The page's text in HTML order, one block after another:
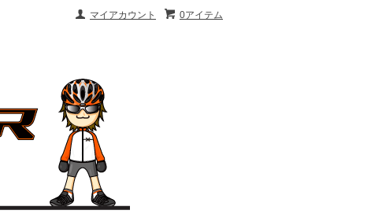
0アイテム
マイアカウント